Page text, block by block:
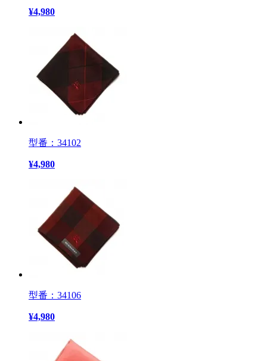
¥4,980
型番：34102
¥4,980
型番：34106
¥4,980